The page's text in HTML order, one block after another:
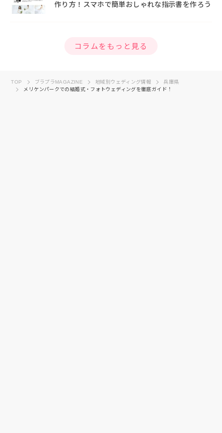
作り方！スマホで簡単おしゃれな指示書を作ろう
コラムをもっと見る
TOP ブラプラMAGAZINE 地域別ウェディング情報
兵庫県
メリケンパークでの結婚式・フォトウェディングを徹底ガイド！